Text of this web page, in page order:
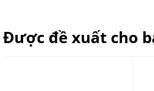
Được đề xuất cho